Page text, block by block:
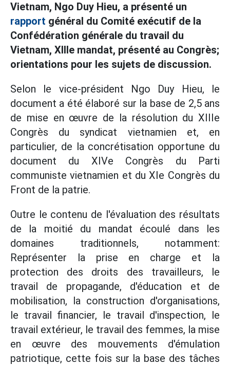
Vietnam, Ngo Duy Hieu, a présenté un
rapport général du Comité exécutif de la
Confédération générale du travail du
Vietnam, XIIIe mandat, présenté au Congrès;
orientations pour les sujets de discussion.
Selon le vice-président Ngo Duy Hieu, le
document a été élaboré sur la base de 2,5 ans
de mise en œuvre de la résolution du XIIIe
Congrès du syndicat vietnamien et, en
particulier, de la concrétisation opportune du
document du XIVe Congrès du Parti
communiste vietnamien et du XIe Congrès du
Front de la patrie.
Outre le contenu de l'évaluation des résultats
de la moitié du mandat écoulé dans les
domaines traditionnels, notamment:
Représenter la prise en charge et la
protection des droits des travailleurs, le
travail de propagande, d'éducation et de
mobilisation, la construction d'organisations,
le travail financier, le travail d'inspection, le
travail extérieur, le travail des femmes, la mise
en œuvre des mouvements d'émulation
patriotique, cette fois sur la base des tâches